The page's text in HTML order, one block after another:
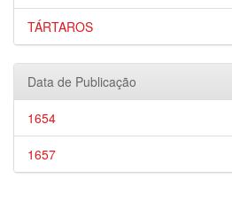
TÁRTAROS
Data de Publicação
1654
1657